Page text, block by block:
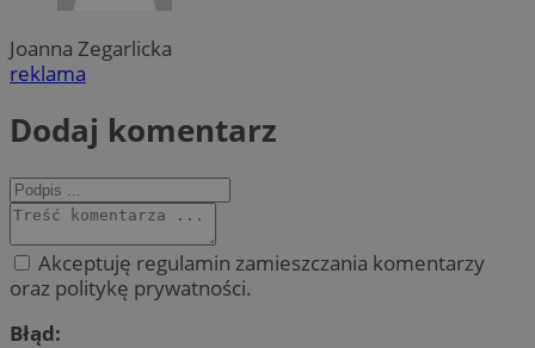
Joanna Zegarlicka
reklama
Dodaj komentarz
Akceptuję regulamin zamieszczania komentarzy
oraz politykę prywatności.
Błąd: